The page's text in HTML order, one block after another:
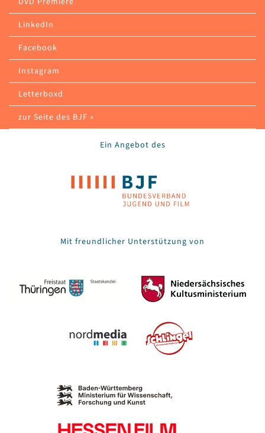
LinkedIn
Facebook
Instagram
Letterboxd
zur Seite des BJF »
Ein Angebot des
Mit freundlicher Unterstützung von